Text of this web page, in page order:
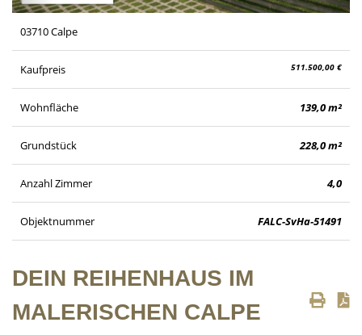
03710 Calpe
Kaufpreis 511.500,00 €
Wohnfläche 139,0 m²
Grundstück 228,0 m²
Anzahl Zimmer 4,0
Objektnummer FALC-SvHa-51491
DEIN REIHENHAUS IM
MALERISCHEN CALPE